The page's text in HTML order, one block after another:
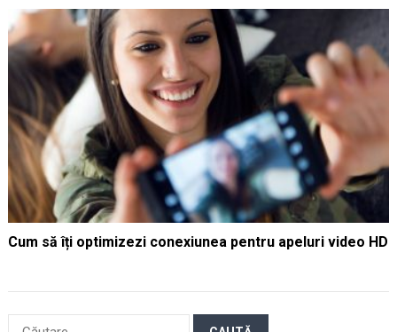
Cum să îți optimizezi conexiunea pentru apeluri video HD